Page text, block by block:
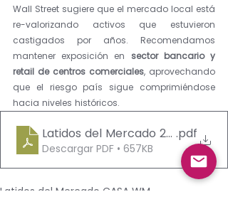
Wall Street sugiere que el mercado local está
re-valorizando activos que estuvieron
castigados por años. Recomendamos
mantener exposición en sector bancario y
retail de centros comerciales, aprovechando
que el riesgo país sigue comprimiéndose
hacia niveles históricos.
Latidos del Mercado 23012026
.pdf
Descargar PDF • 657KB
Latidos del Mercado CASA WM